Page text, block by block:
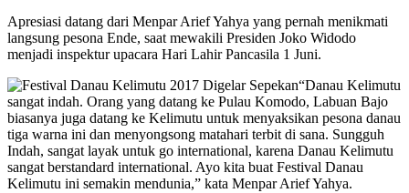
Apresiasi datang dari Menpar Arief Yahya yang pernah menikmati
langsung pesona Ende, saat mewakili Presiden Joko Widodo
menjadi inspektur upacara Hari Lahir Pancasila 1 Juni.
“Danau Kelimutu
sangat indah. Orang yang datang ke Pulau Komodo, Labuan Bajo
biasanya juga datang ke Kelimutu untuk menyaksikan pesona danau
tiga warna ini dan menyongsong matahari terbit di sana. Sungguh
Indah, sangat layak untuk go international, karena Danau Kelimutu
sangat berstandard international. Ayo kita buat Festival Danau
Kelimutu ini semakin mendunia,” kata Menpar Arief Yahya.